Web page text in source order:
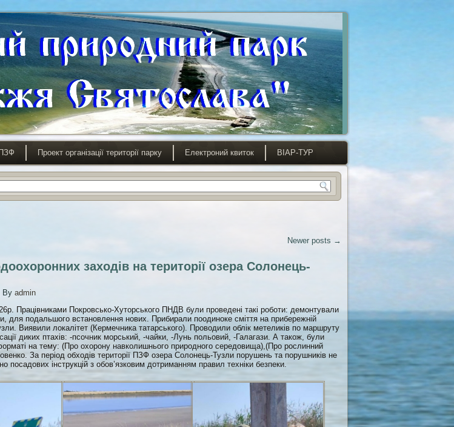
Проект організації території парку Електроний квиток ВІАР-ТУР
Newer posts →
заходів на території озера Солонець-
By admin
Працівниками Покровсько-Хуторського ПНДВ були проведені такі роботи: демонтували
для подальшого встановлення нових. Прибирали поодиноке сміття на прибережній
Виявили локалітет (Кермечника татарського). Проводили облік метеликів по маршруту
диких птахів: -псочник морський, -чайки, -Лунь польовий, -Галагази. А також, були
на тему: (Про охорону навколишнього природного середовища),(Про рослинний
За період обходів території ПЗФ озера Солонець-Тузли порушень та порушників не
посадових інструкцій з обов’язковим дотриманням правил техніки безпеки.